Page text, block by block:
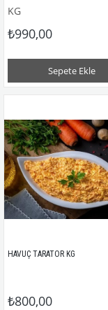
KG
₺990,00
Sepete Ekle
HAVUÇ TARATOR KG
₺800,00